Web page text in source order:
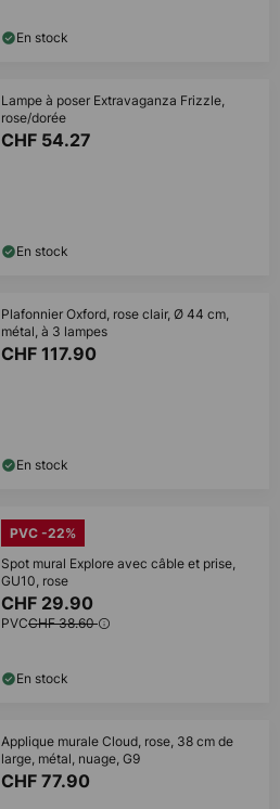
En stock
Lampe à poser Extravaganza Frizzle,
rose/dorée
CHF 54.27
En stock
Plafonnier Oxford, rose clair, Ø 44 cm,
métal, à 3 lampes
CHF 117.90
En stock
PVC -22%
Spot mural Explore avec câble et prise,
GU10, rose
CHF 29.90
PVCCHF 38.60
En stock
Applique murale Cloud, rose, 38 cm de
large, métal, nuage, G9
CHF 77.90